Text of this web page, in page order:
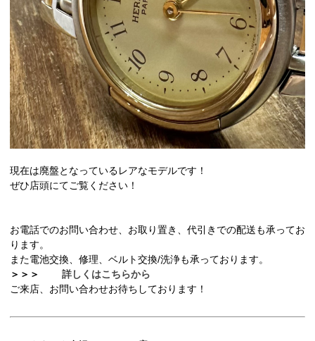
現在は廃盤となっているレアなモデルです！
ぜひ店頭にてご覧ください！
お電話でのお問い合わせ、お取り置き、代引きでの配送も承ってお
ります。
また電池交換、修理、ベルト交換/洗浄も承っております。
＞＞＞ 詳しくはこちらから
ご来店、お問い合わせお待ちしております！